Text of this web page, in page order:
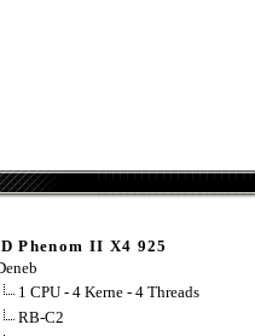
Phenom II X4 925
1 CPU - 4 Kerne - 4 Threads
RB-C2